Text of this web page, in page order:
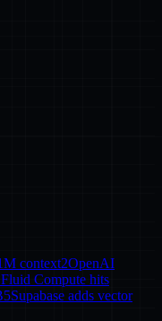
context2OpenAI
Compute hits
5Supabase adds vector